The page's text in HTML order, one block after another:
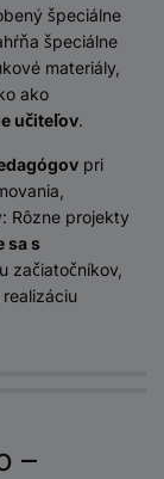
špeciálne
špeciálne
materiály,
ako
učiteľov.
pri
Rôzne projekty
sa s
začiatočníkov,
–